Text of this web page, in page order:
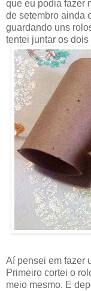
que eu podia fazer
de setembro ainda
guardando uns
tentei juntar os
Aí pensei em fazer
Primeiro cortei o
meio mesmo. E